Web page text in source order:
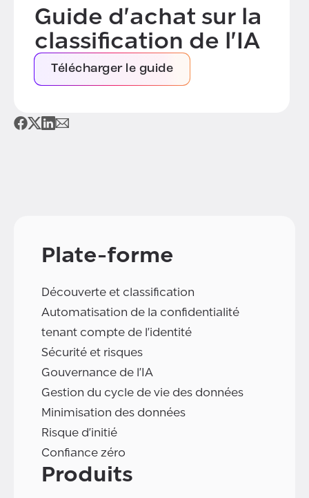
Guide d'achat sur la
classification de l'IA
Télécharger le guide
Plate-forme
Découverte et classification
Automatisation de la confidentialité
tenant compte de l'identité
Sécurité et risques
Gouvernance de l'IA
Gestion du cycle de vie des données
Minimisation des données
Risque d'initié
Confiance zéro
Produits